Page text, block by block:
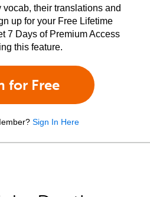
vocab, their translations and
up for your Free Lifetime
7 Days of Premium Access
this feature.
for Free
Sign In Here